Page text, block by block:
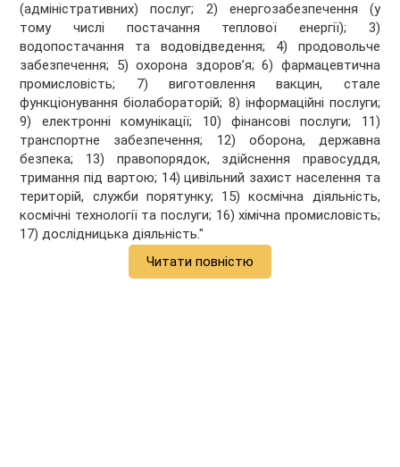
(адміністративних) послуг; 2) енергозабезпечення (у
тому числі постачання теплової енергії); 3)
водопостачання та водовідведення; 4) продовольче
забезпечення; 5) охорона здоров’я; 6) фармацевтична
промисловість; 7) виготовлення вакцин, стале
функціонування біолабораторій; 8) інформаційні послуги;
9) електронні комунікації; 10) фінансові послуги; 11)
транспортне забезпечення; 12) оборона, державна
безпека; 13) правопорядок, здійснення правосуддя,
тримання під вартою; 14) цивільний захист населення та
територій, служби порятунку; 15) космічна діяльність,
космічні технології та послуги; 16) хімічна промисловість;
17) дослідницька діяльність."
Читати повністю